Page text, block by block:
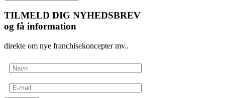
TILMELD DIG NYHEDSBREV
og få information
direkte om nye franchisekoncepter mv..